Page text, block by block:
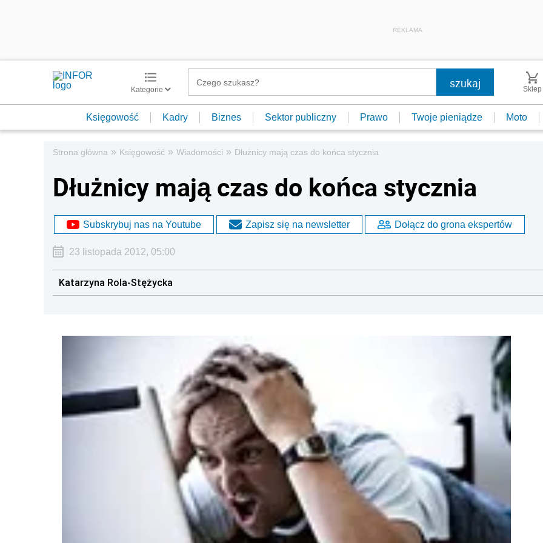
REKLAMA
Kategorie Sklep
Księgowość Kadry Biznes Sektor publiczny Prawo Twoje pieniądze Moto
Strona główna » Księgowość » Wiadomości » Dłużnicy mają czas do końca stycznia
Dłużnicy mają czas do końca stycznia
Subskrybuj nas na Youtube Zapisz się na newsletter Dołącz do grona ekspertów
23 listopada 2012, 05:00
Katarzyna Rola-Stężycka